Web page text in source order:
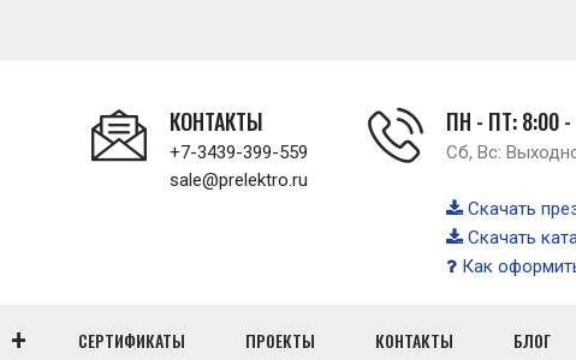
КОНТАКТЫ
+7-3439-399-559
sale@prelektro.ru
ПН - ПТ: 8:00 -
Сб, Вс:
Скачать
Скачать
Как
СЕРТИФИКАТЫ ПРОЕКТЫ КОНТАКТЫ БЛОГ